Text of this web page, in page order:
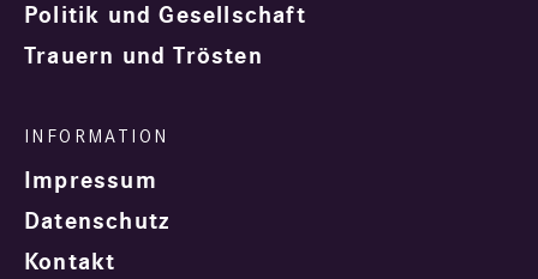
Politik und Gesellschaft
Trauern und Trösten
Impressum
Datenschutz
Kontakt